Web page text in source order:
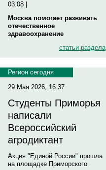
03.08 |
Москва помогает развивать
отечественное
здравоохранение
статьи раздела
Регион сегодня
29 Мая 2026, 16:37
Студенты Приморья
написали
Всероссийский
агродиктант
Акция "Единой России" прошла
на площадке Приморского